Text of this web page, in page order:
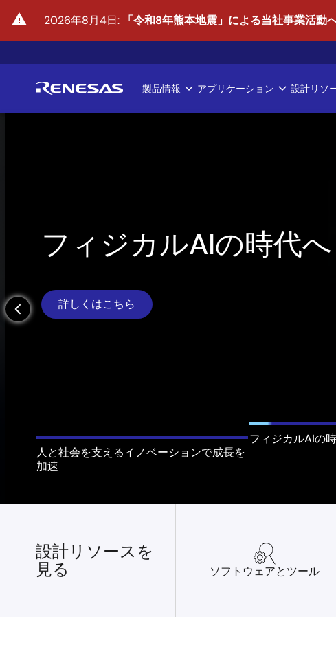
ン
warning 2026年8月4日: 「令和8年熊本地震」による当社事業活動
Main
製品情報 アプリケーション 設計リソ
arrow_back_ios_new
フィジカルAIの時代へ
詳しくはこちら
人と社会を支えるイノベーションで成長を
加速
フィジカルAIの
設計リソースを
見る
ソフトウェアとツール